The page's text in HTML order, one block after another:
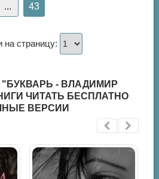
... 43
на страницу:
- ВЛАДИМИР
ЧИТАТЬ БЕСПЛАТНО
ВЕРСИИ